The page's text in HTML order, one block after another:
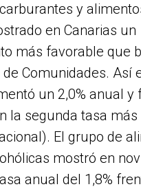
y
en Canarias un
más favorable que
Comunidades. Así
un 2,0% anual y
la segunda tasa
El grupo de
mostró en
anual del 1,8%